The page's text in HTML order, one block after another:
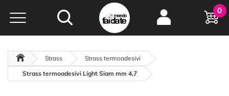
Hobby e
creatività...
oltre 15 anni online
0
Strass
Strass termoadesivi
Strass termoadesivi Light Siam mm 4,7